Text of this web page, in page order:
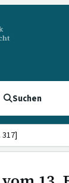
Suchen